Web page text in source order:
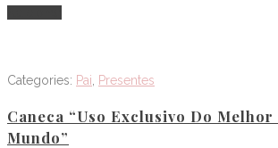
Categories: Pai Presentes
Caneca “Uso Exclusivo Do Melhor
Mundo”